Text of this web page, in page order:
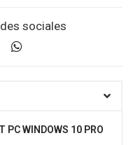
sociales
PC WINDOWS 10 PRO